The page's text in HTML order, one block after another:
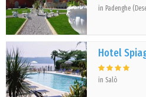
in Padenghe
Hotel
in Salò